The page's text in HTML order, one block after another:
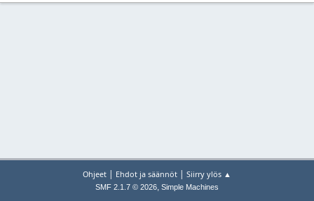
Ohjeet | Ehdot ja säännöt | Siirry ylös ▲
SMF 2.1.7 © 2026, Simple Machines